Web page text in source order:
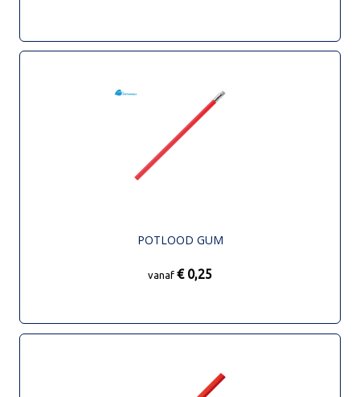
POTLOOD GUM
vanaf € 0,25